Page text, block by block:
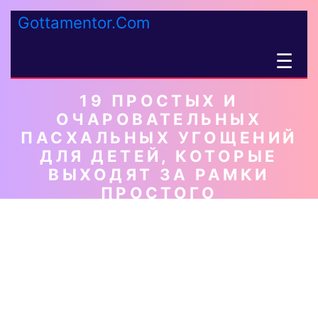
Gottamentor.Com
☰
19 ПРОСТЫХ И
ОЧАРОВАТЕЛЬНЫХ
ПАСХАЛЬНЫХ УГОЩЕНИЙ
ДЛЯ ДЕТЕЙ, КОТОРЫЕ
ВЫХОДЯТ ЗА РАМКИ
ПРОСТОГО